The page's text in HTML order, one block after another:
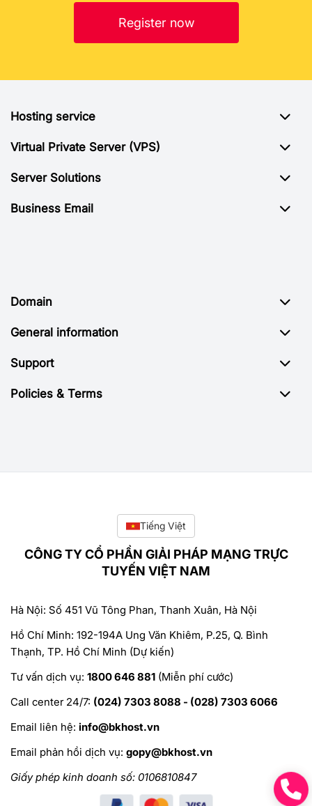
Register now
Hosting service
Virtual Private Server (VPS)
Server Solutions
Business Email
Domain
General information
Support
Policies & Terms
Tiếng Việt
CÔNG TY CỔ PHẦN GIẢI PHÁP MẠNG TRỰC
TUYẾN VIỆT NAM
Hà Nội: Số 451 Vũ Tông Phan, Thanh Xuân, Hà Nội
Hồ Chí Minh: 192-194A Ung Văn Khiêm, P.25, Q. Bình
Thạnh, TP. Hồ Chí Minh (Dự kiến)
Tư vấn dịch vụ: 1800 646 881 (Miễn phí cước)
Call center 24/7: (024) 7303 8088 - (028) 7303 6066
Email liên hệ: info@bkhost.vn
Email phản hồi dịch vụ: gopy@bkhost.vn
Giấy phép kinh doanh số: 0106810847